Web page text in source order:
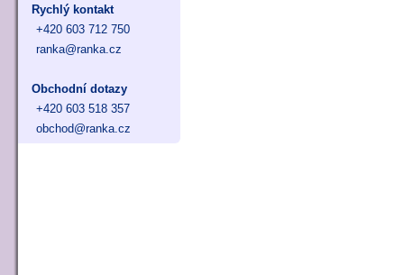
Rychlý kontakt
+420 603 712 750
ranka@ranka.cz
Obchodní dotazy
+420 603 518 357
obchod@ranka.cz